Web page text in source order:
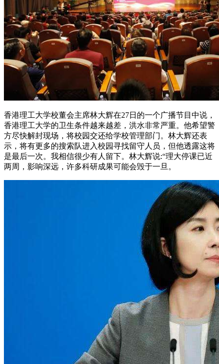
香港理工大学校董会主席林大辉在27日的一个广播节目中说，
香港理工大学的卫生条件越来越差，洪水非常严重。他希望警
方尽快解封现场，将校园交还给学校管理部门。林大辉还表
示，将有更多的搜索队进入校园寻找留守人员，但他透露这将
是最后一次。我相信很少有人留下。林大辉说:“理大停课已近
两周，影响深远，许多科研成果可能会毁于一旦。